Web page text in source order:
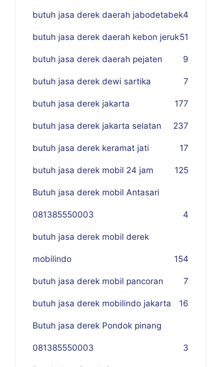
butuh jasa derek daerah jabodetabek4
butuh jasa derek daerah kebon jeruk51
butuh jasa derek daerah pejaten 9
butuh jasa derek dewi sartika 7
butuh jasa derek jakarta 177
butuh jasa derek jakarta selatan 237
butuh jasa derek keramat jati 17
butuh jasa derek mobil 24 jam 125
Butuh jasa derek mobil Antasari
081385550003 4
butuh jasa derek mobil derek
mobilindo 154
butuh jasa derek mobil pancoran 7
butuh jasa derek mobilindo jakarta 16
Butuh jasa derek Pondok pinang
081385550003 3